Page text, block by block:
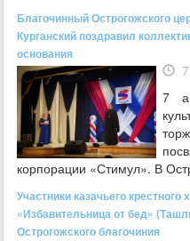
Благочинный Острогожского
Курганский поздравил
основания
7
корпорации «Стимул». В
Участники казачьего
«Избавительница от бед»
Острогожского благочиния